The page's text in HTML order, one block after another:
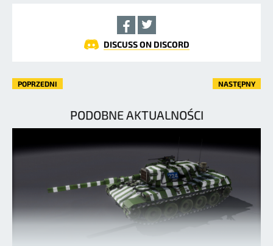
DISCUSS ON DISCORD
POPRZEDNI NASTĘPNY
PODOBNE AKTUALNOŚCI